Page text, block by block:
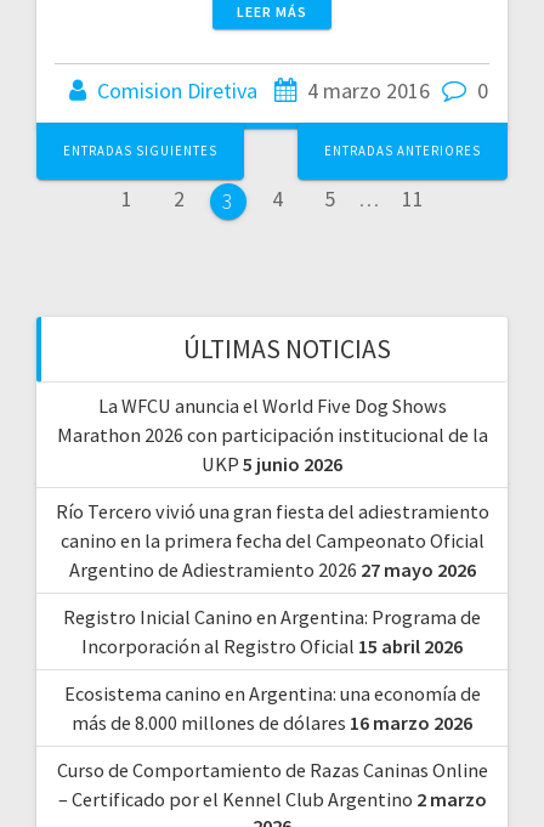
LEER MÁS
Comision Diretiva 4 marzo 2016 0
Navegación
de
ENTRADAS SIGUIENTES
Página
1 Página
2 Página
3 Página
4 Página
5 … Página
11
ENTRADAS ANTERIORES
ÚLTIMAS NOTICIAS
La WFCU anuncia el World Five Dog Shows
Marathon 2026 con participación institucional de la
UKP 5 junio 2026
Río Tercero vivió una gran fiesta del adiestramiento
canino en la primera fecha del Campeonato Oficial
Argentino de Adiestramiento 2026 27 mayo 2026
Registro Inicial Canino en Argentina: Programa de
Incorporación al Registro Oficial 15 abril 2026
Ecosistema canino en Argentina: una economía de
más de 8.000 millones de dólares 16 marzo 2026
Curso de Comportamiento de Razas Caninas Online
– Certificado por el Kennel Club Argentino 2 marzo